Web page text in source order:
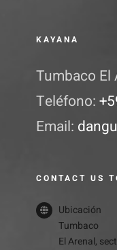
KAYANA
Tumbaco El
Teléfono:
Email:
CONTACT US
Ubicación
Tumbaco
El Arenal,